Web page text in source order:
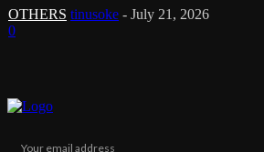
OTHERS tinusoke - July 21, 2026
0